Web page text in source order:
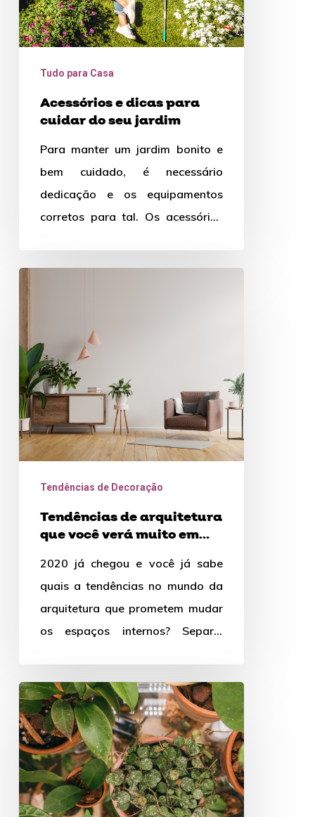
jardim
Tudo para Casa
Acessórios e dicas para
cuidar do seu jardim
Para manter um jardim bonito e
bem cuidado, é necessário
dedicação e os equipamentos
corretos para tal. Os acessórios
Tendências
de
arquitetura
que
você
verá
muito
em
2020
Tendências de Decoração
Tendências de arquitetura
que você verá muito em
2020 já chegou e você já sabe
quais a tendências no mundo da
arquitetura que prometem mudar
os espaços internos? Separei
Como
escolher
plantas
para
ambiente
interno